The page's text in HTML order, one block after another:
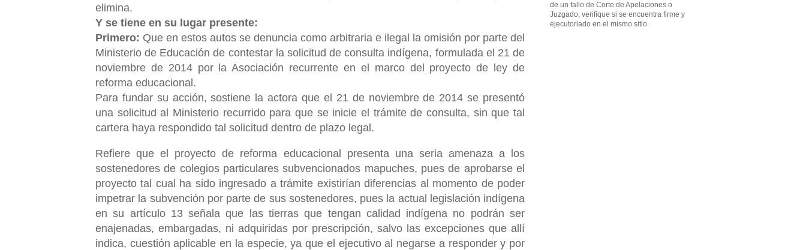
elimina.
Y se tiene en su lugar presente:
Primero: Que en estos autos se denuncia como arbitraria e ilegal la omisión por parte del
Ministerio de Educación de contestar la solicitud de consulta indígena, formulada el 21 de
noviembre de 2014 por la Asociación recurrente en el marco del proyecto de ley de
reforma educacional.
Para fundar su acción, sostiene la actora que el 21 de noviembre de 2014 se presentó
una solicitud al Ministerio recurrido para que se inicie el trámite de consulta, sin que tal
cartera haya respondido tal solicitud dentro de plazo legal.
Refiere que el proyecto de reforma educacional presenta una seria amenaza a los
sostenedores de colegios particulares subvencionados mapuches, pues de aprobarse el
proyecto tal cual ha sido ingresado a trámite existirían diferencias al momento de poder
impetrar la subvención por parte de sus sostenedores, pues la actual legislación indígena
en su artículo 13 señala que las tierras que tengan calidad indígena no podrán ser
enajenadas, embargadas, ni adquiridas por prescripción, salvo las excepciones que allí
indica, cuestión aplicable en la especie, ya que el ejecutivo al negarse a responder y por
de un fallo de Corte de Apelaciones o
Juzgado, verifique si se encuentra firme y
ejecutoriado en el mismo sitio.